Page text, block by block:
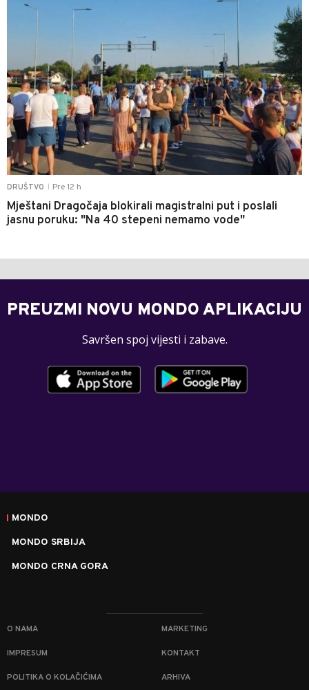
DRUŠTVO Pre 12 h
Mještani Dragočaja blokirali magistralni put i poslali
jasnu poruku: "Na 40 stepeni nemamo vode"
PREUZMI NOVU MONDO APLIKACIJU
Savršen spoj vijesti i zabave.
MONDO
MONDO SRBIJA
MONDO CRNA GORA
O NAMA MARKETING
IMPRESUM KONTAKT
POLITIKA O KOLAČIĆIMA ARHIVA